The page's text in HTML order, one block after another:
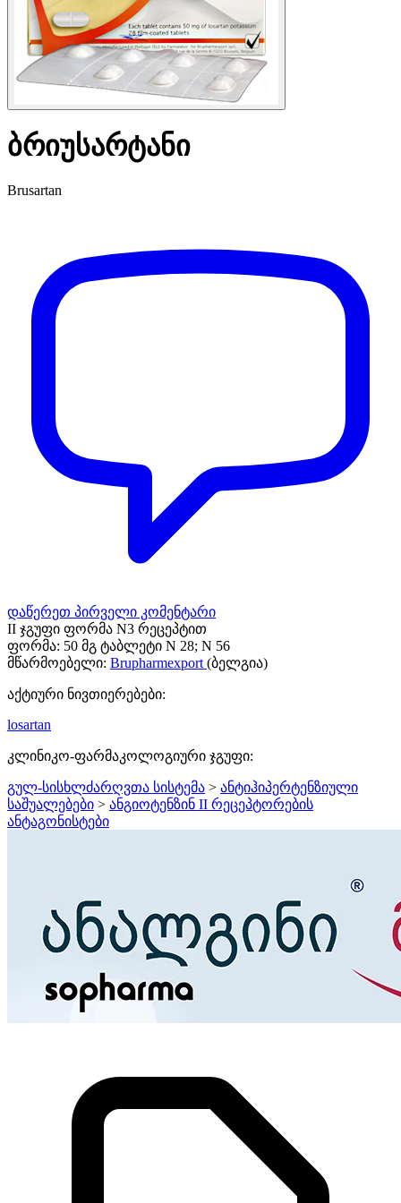
ბრიუსარტანი
Brusartan
დაწერეთ პირველი კომენტარი
II ჯგუფი ფორმა N3 რეცეპტით
ფორმა: 50 მგ ტაბლეტი N 28; N 56
მწარმოებელი: Brupharmexport (ბელგია)
აქტიური ნივთიერებები:
losartan
კლინიკო-ფარმაკოლოგიური ჯგუფი:
გულ-სისხლძარღვთა სისტემა > ანტიჰიპერტენზიული
საშუალებები > ანგიოტენზინ II რეცეპტორების
ანტაგონისტები